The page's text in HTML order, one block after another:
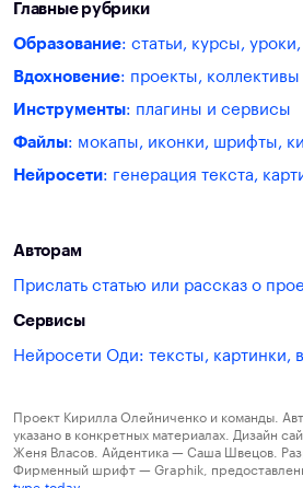
Главные рубрики
Образование: статьи, курсы,
Вдохновение: проекты,
Инструменты: плагины и сервисы
Файлы: мокапы, иконки, шрифты,
Нейросети: генерация текста,
Авторам
Прислать статью или рассказ о
Сервисы
Нейросети Оди: тексты, картинки,
Проект Кирилла Олейниченко и команды.
указано в конкретных материалах. Дизайн
Женя Власов. Айдентика — Саша Швецов.
Фирменный шрифт — Graphik,